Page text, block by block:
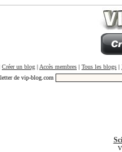
Créer un blog | Accès membres | Tous les blogs |
de vip-blog.com